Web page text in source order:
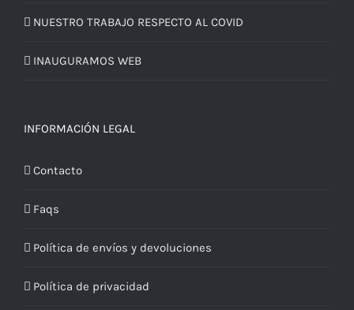
NUESTRO TRABAJO RESPECTO AL COVID
INAUGURAMOS WEB
INFORMACIÓN LEGAL
Contacto
Faqs
Política de envíos y devoluciones
Política de privacidad